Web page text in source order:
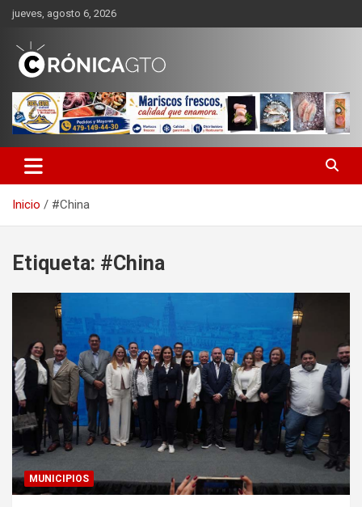
Saltar
contenido
jueves, agosto 6, 2026
CRONICA GUANAJUATO
Inicio #China
Etiqueta: #China
MUNICIPIOS